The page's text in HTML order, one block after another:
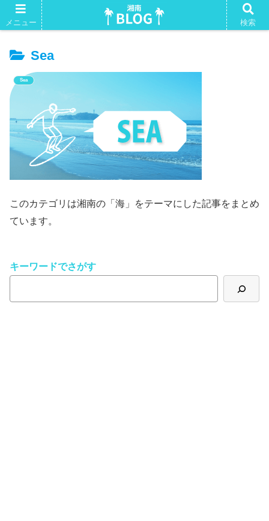
湘南Tシャツ。よかったらいかがですか？
Sea
Sea
このカテゴリは湘南の「海」をテーマにした記事をまとめ
ています。
キーワードでさがす
メニュー 検索